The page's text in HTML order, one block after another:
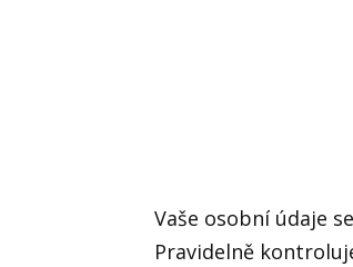
Vaše osobní údaje
Pravidelně